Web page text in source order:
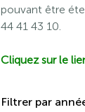
pouvant être
44 41 43 10.
Cliquez sur le
Filtrer par